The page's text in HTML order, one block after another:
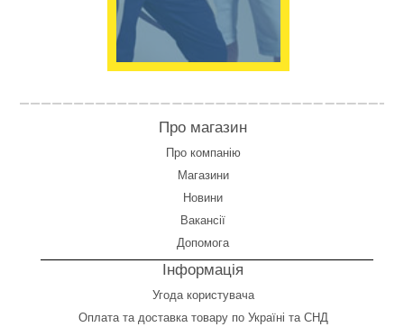
Про магазин
Про компанію
Магазини
Новини
Вакансії
Допомога
Інформація
Угода користувача
Оплата та доставка товару по Україні та СНД